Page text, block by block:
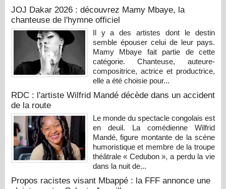
JOJ Dakar 2026 : découvrez Mamy Mbaye, la
chanteuse de l'hymne officiel
Il y a des artistes dont le destin
semble épouser celui de leur pays.
Mamy Mbaye fait partie de cette
catégorie. Chanteuse, auteure-
compositrice, actrice et productrice,
elle a été choisie pour...
RDC : l'artiste Wilfrid Mandé décède dans un accident
de la route
Le monde du spectacle congolais est
en deuil. La comédienne Wilfrid
Mandé, figure montante de la scène
humoristique et membre de la troupe
théâtrale « Cedubon », a perdu la vie
dans la nuit de...
Propos racistes visant Mbappé : la FFF annonce une